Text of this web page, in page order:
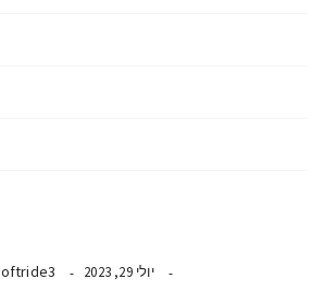
יולי 29, 2023